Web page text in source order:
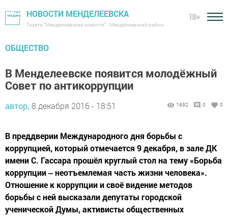
НОВОСТИ МЕНДЕЛЕЕВСКА
Газета "Менделеевские новости" - Менделеевский район
18+
ОБЩЕСТВО
В Менделеевске появится молодёжный
Совет по антикоррупции
автор, 8 декабря 2016 - 18:51 1692 0 0
В преддверии Международного дня борьбы с
коррупцией, который отмечается 9 декабря, в зале ДК
имени С. Гассара прошёл круглый стол на тему «Борьба
коррупции ‒ неотъемлемая часть жизни человека».
Отношение к коррупции и своё видение методов
борьбы с ней высказали депутаты городской
ученической Думы, активисты общественных